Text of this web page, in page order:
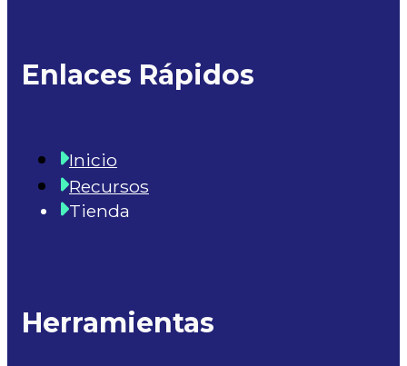
Enlaces Rápidos
Inicio
Recursos
Tienda
Herramientas